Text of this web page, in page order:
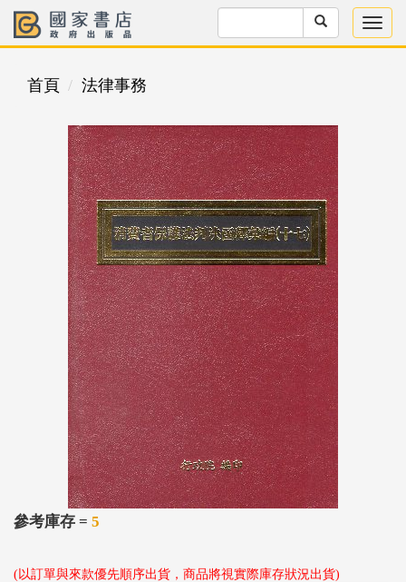
首頁 法律事務
參考庫存 = 5
(以訂單與來款優先順序出貨，商品將視實際庫存狀況出貨)